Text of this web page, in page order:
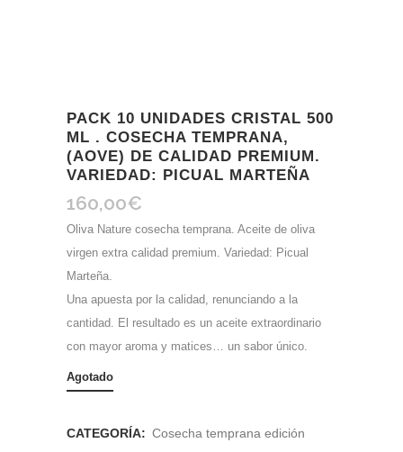
PACK 10 UNIDADES CRISTAL 500
ML . COSECHA TEMPRANA,
(AOVE) DE CALIDAD PREMIUM.
VARIEDAD: PICUAL MARTEÑA
160,00€
Oliva Nature cosecha temprana. Aceite de oliva
virgen extra calidad premium. Variedad: Picual
Marteña.
Una apuesta por la calidad, renunciando a la
cantidad. El resultado es un aceite extraordinario
con mayor aroma y matices… un sabor único.
Agotado
CATEGORÍA: Cosecha temprana edición